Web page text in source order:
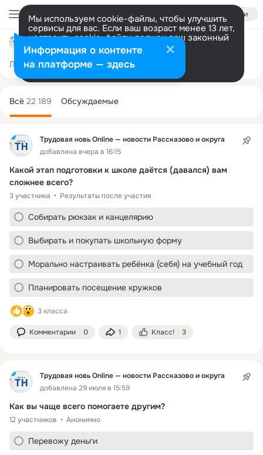
Войти
Мы используем cookie-файлы, чтобы улучшить
сервисы для вас. Если ваш возраст менее 13 лет,
настроить cookie-файлы должен ваш законный
представитель. Больше информации
Разрешить все Настроить
Трудовая новь Online — новости Рассказово и округа
Лента Участники 7.8K Темы 22K
Трудовая новь Online — новости Рассказово и округа
добавлена вчера в 16:15
Какой этап подготовки к школе даётся (давался) вам
сложнее всего?
3 участника Результаты после участия
Собирать рюкзак и канцелярию
Выбирать и покупать школьную форму
Морально настраивать ребёнка (себя) на учебный год
Планировать посещение кружков
3 класса
Комментарии 0 1 Класс! 3
Трудовая новь Online — новости Рассказово и округа
добавлена 29 июля в 15:59
Как вы чаще всего помогаете другим?
12 участников Анонимно
Перевожу деньги
колонка
Всё 22 189 Обсуждаемые
Информация о контенте
на платформе — здесь